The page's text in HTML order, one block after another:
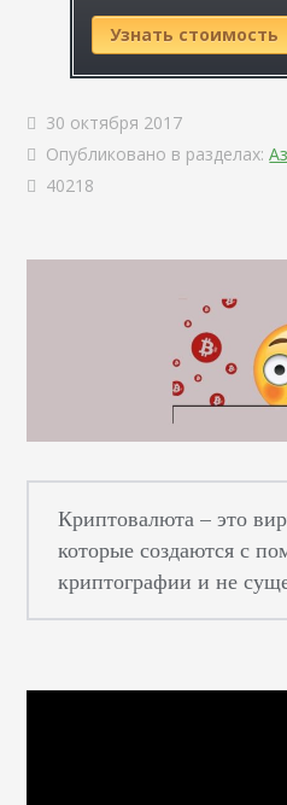
Узнать стоимость
30 октября 2017
Опубликовано в разделах:
40218
Криптовалюта – это
которые создаются с
криптографии и не